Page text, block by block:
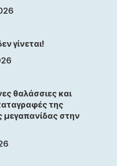
γίνεται!
θαλάσσιες και
της
μεγαπανίδας στην